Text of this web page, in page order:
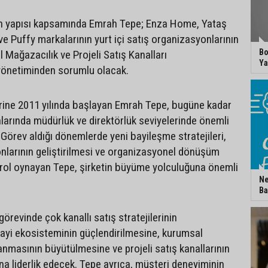
kapsamında Emrah Tepe; Enza Home, Yataş
Puffy markalarının yurt içi satış organizasyonlarının
Mağazacılık ve Projeli Satış Kanalları
sorumlu olacak.
2011 yılında başlayan Emrah Tepe, bugüne kadar
müdürlük ve direktörlük seviyelerinde önemli
aldığı dönemlerde yeni bayileşme stratejileri,
geliştirilmesi ve organizasyonel dönüşüm
oynayan Tepe, şirketin büyüme yolculuğuna önemli
çok kanallı satış stratejilerinin
ekosisteminin güçlendirilmesine, kurumsal
büyütülmesine ve projeli satış kanallarının
liderlik edecek. Tepe ayrıca, müşteri deneyiminin